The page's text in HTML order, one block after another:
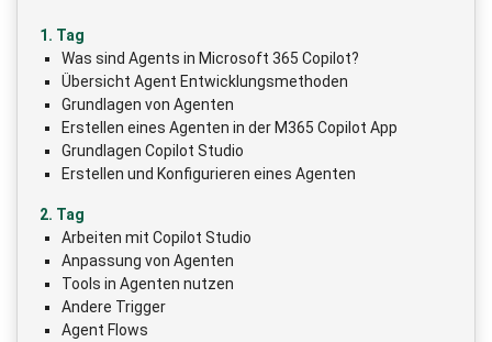
1. Tag
Was sind Agents in Microsoft 365 Copilot?
Übersicht Agent Entwicklungsmethoden
Grundlagen von Agenten
Erstellen eines Agenten in der M365 Copilot App
Grundlagen Copilot Studio
Erstellen und Konfigurieren eines Agenten
2. Tag
Arbeiten mit Copilot Studio
Anpassung von Agenten
Tools in Agenten nutzen
Andere Trigger
Agent Flows